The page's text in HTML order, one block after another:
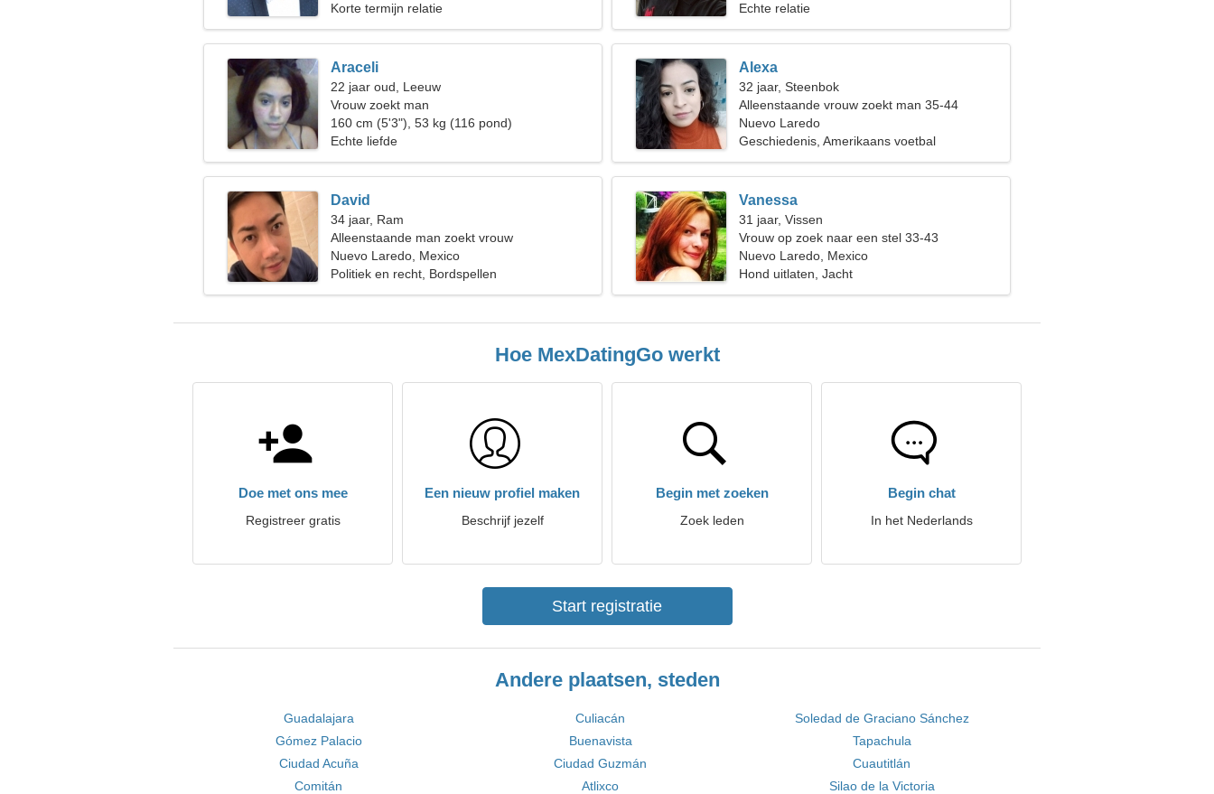
Korte termijn relatie
Echte relatie
Araceli
22 jaar oud, Leeuw
Vrouw zoekt man
160 cm (5'3"), 53 kg (116 pond)
Echte liefde
Alexa
32 jaar, Steenbok
Alleenstaande vrouw zoekt man 35-44
Nuevo Laredo
Geschiedenis, Amerikaans voetbal
David
34 jaar, Ram
Alleenstaande man zoekt vrouw
Nuevo Laredo, Mexico
Politiek en recht, Bordspellen
Vanessa
31 jaar, Vissen
Vrouw op zoek naar een stel 33-43
Nuevo Laredo, Mexico
Hond uitlaten, Jacht
Hoe MexDatingGo werkt
Doe met ons mee
Registreer gratis
Een nieuw profiel maken
Beschrijf jezelf
Begin met zoeken
Zoek leden
Begin chat
In het Nederlands
Start registratie
Andere plaatsen, steden
Guadalajara Culiacán
Soledad de Graciano Sánchez
Gómez Palacio
Buenavista
Tapachula
Ciudad Acuña
Ciudad Guzmán
Cuautitlán
Comitán
Atlixco Silao de la Victoria